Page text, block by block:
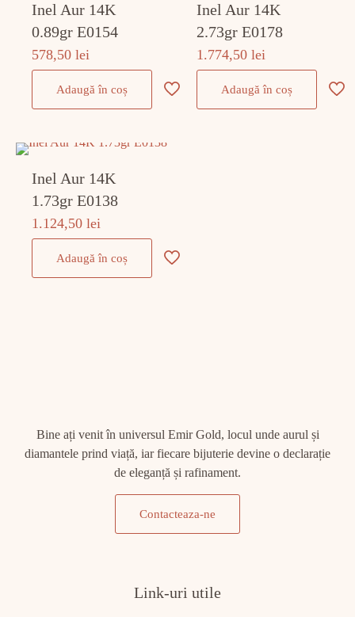
Inel Aur 14K
0.89gr E0154
578,50lei
Adaugă în coș
Inel Aur 14K
2.73gr E0178
1.774,50lei
Adaugă în coș
Inel Aur 14K
1.73gr E0138
1.124,50lei
Adaugă în coș
Bine ați venit în universul Emir Gold, locul unde aurul și
diamantele prind viață, iar fiecare bijuterie devine o declarație
de eleganță și rafinament.
Contacteaza-ne
Link-uri utile